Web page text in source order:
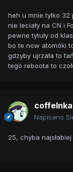
heh u mnie tylko 32
nie leciały na CN i
pewne tytuły od
bo te now atomóki
gdzyby ujrzała to
tego reboota to
coffeInka
Napisano
25, chyba